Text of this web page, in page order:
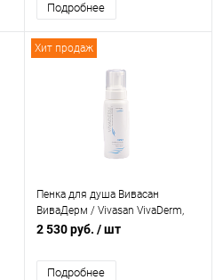
Подробнее
Хит продаж
Пенка для душа Вивасан
ВиваДерм / Vivasan VivaDerm,
250мл
2 530 руб. / шт
Подробнее